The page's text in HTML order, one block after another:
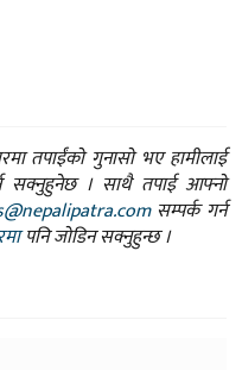
तपाईंको गुनासो भए हामीलाई
सक्नुहुनेछ । साथै तपाई आफ्नो
सम्पर्क गर्न
पनि जोडिन सक्नुहुन्छ ।